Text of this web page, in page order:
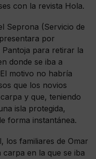
con la revista Hola.
Seprona (Servicio de
por
para retirar la
donde se iba a
motivo no habría
que los novios
y que, teniendo
isla protegida,
forma instantánea.
los familiares de Omar
en la que se iba